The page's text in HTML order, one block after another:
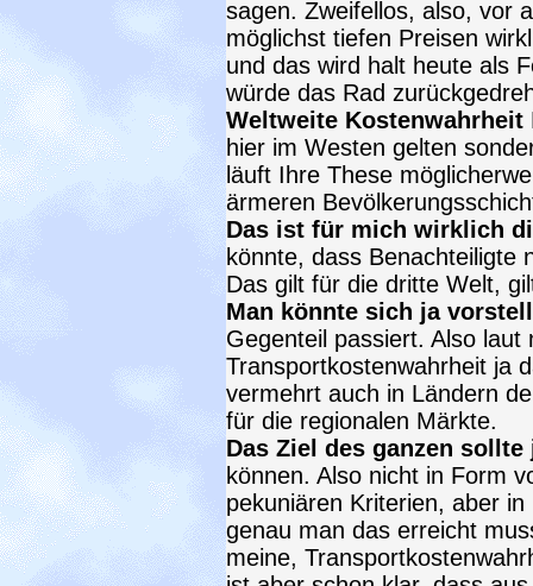
sagen. Zweifellos, also, vor
möglichst tiefen Preisen
und das wird halt heute als
würde das Rad
Weltweite Kostenwahrheit
hier im Westen gelten
läuft Ihre These
ärmeren
Das ist für mich wirklich
könnte, dass Benachteiligte
Das gilt für die dritte Welt,
Man könnte sich ja
Gegenteil passiert. Also
Transportkostenwahrheit ja
vermehrt auch in Ländern
für die regionalen Märkte.
Das Ziel des ganzen
können. Also nicht in Form
pekuniären Kriterien, aber
genau man das erreicht
meine,